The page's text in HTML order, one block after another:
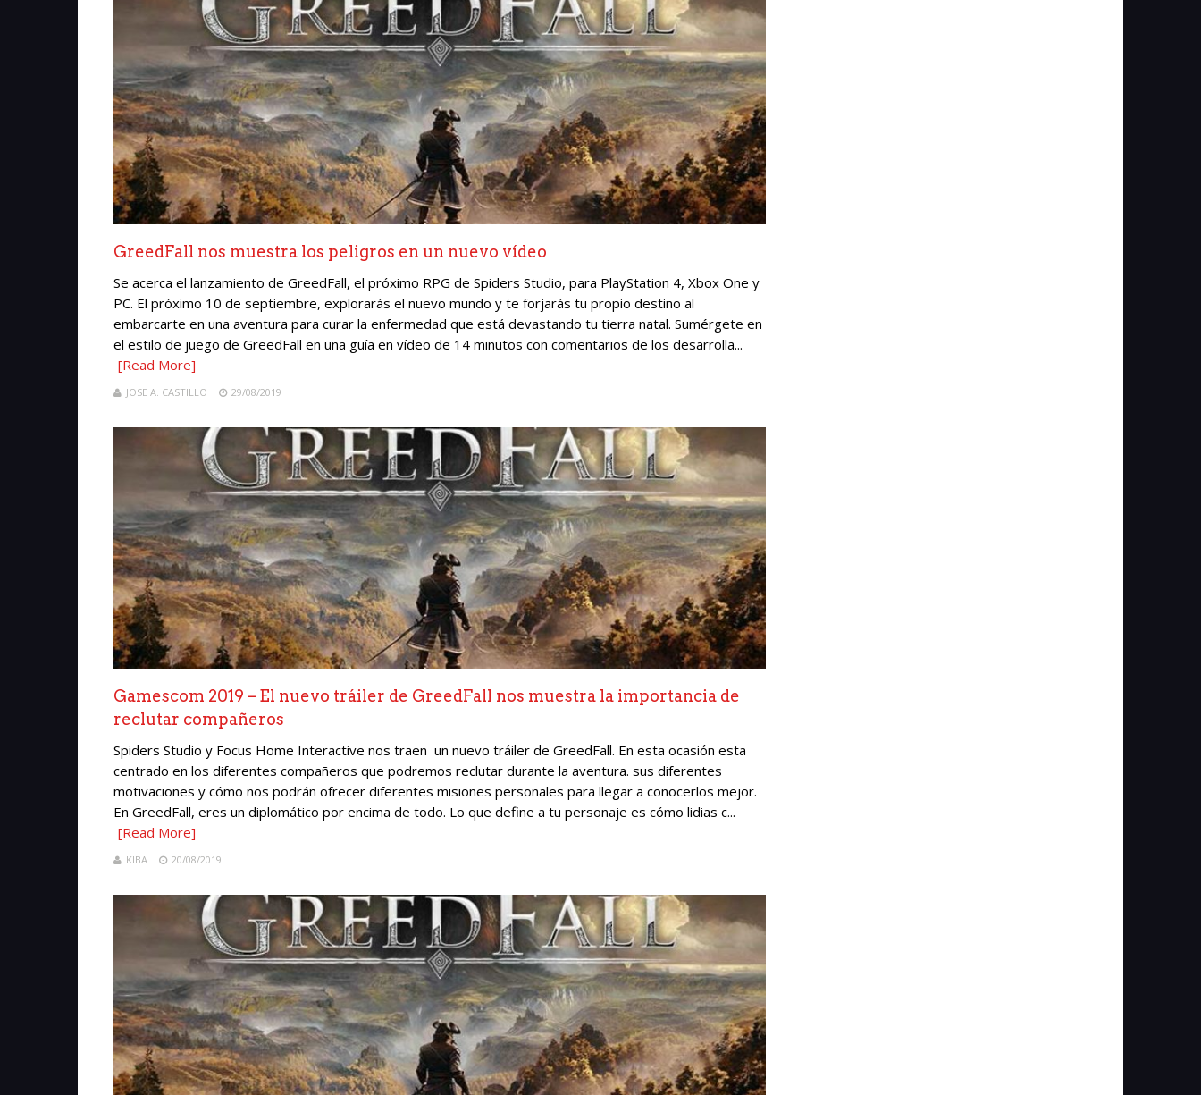
GreedFall nos muestra los peligros en un nuevo vídeo
Se acerca el lanzamiento de GreedFall, el próximo RPG de Spiders Studio, para PlayStation 4, Xbox One y
PC. El próximo 10 de septiembre, explorarás el nuevo mundo y te forjarás tu propio destino al
embarcarte en una aventura para curar la enfermedad que está devastando tu tierra natal. Sumérgete en
el estilo de juego de GreedFall en una guía en vídeo de 14 minutos con comentarios de los desarrolla...
[Read More]
JOSE A. CASTILLO 29/08/2019
Gamescom 2019 – El nuevo tráiler de GreedFall nos muestra la importancia de
reclutar compañeros
Spiders Studio y Focus Home Interactive nos traen un nuevo tráiler de GreedFall. En esta ocasión esta
centrado en los diferentes compañeros que podremos reclutar durante la aventura. sus diferentes
motivaciones y cómo nos podrán ofrecer diferentes misiones personales para llegar a conocerlos mejor.
En GreedFall, eres un diplomático por encima de todo. Lo que define a tu personaje es cómo lidias c...
[Read More]
KIBA 20/08/2019